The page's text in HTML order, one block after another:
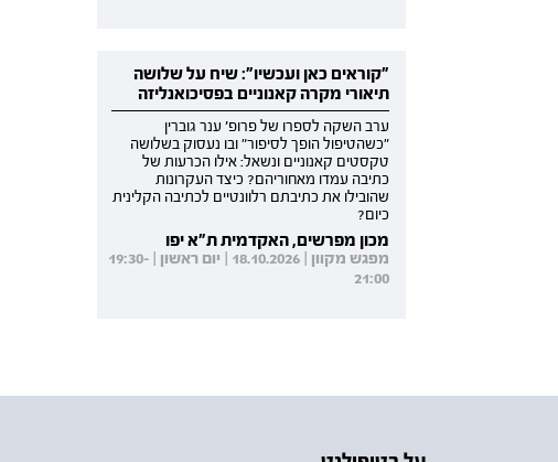
"קוראים כאן ועכשיו": שיח על שלושה
תיאורי מקרה קאנוניים בפסיכואנליזה
ערב השקה לספרו של פרופ' ענר גוברין
"כשהטיפול הופך לסיפור" ובו נעסוק בשלושה
טקסטים קאנוניים ונשאל: אילו הכרעות של
כתיבה עמדו מאחוריהם? כיצד העקרונות
שהובילו את כתיבתם רלוונטיים לכתיבה הקלינית
כיום?
מכון מפרשים, האקדמית ת"א יפו
מפגש מקוון | 18.10.2026 | יום ראשון | 19:30-
21:00